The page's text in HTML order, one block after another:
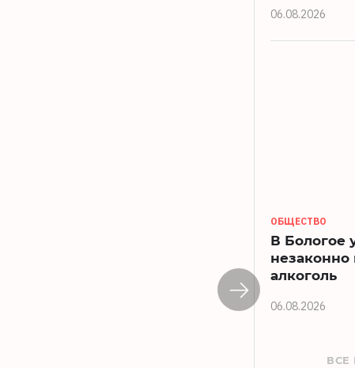
06.08.2026
ОБЩЕСТВО
В Бологое
незаконно
алкоголь
06.08.2026
ВСЕ